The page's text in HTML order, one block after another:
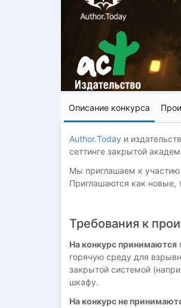
Описание конкурса
Author.Today и
сеттинге закрытой
Мы приглашаем к участию
Приглашаются как новые,
Требования к
На конкурс принимаются
горячую среду для
закрытой системой
шкафу.
На конкурс не